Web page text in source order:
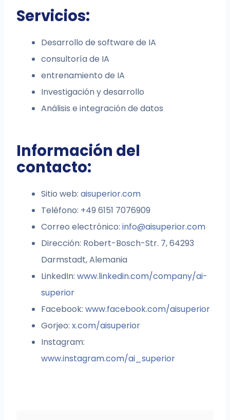
Servicios:
Desarrollo de software de IA
consultoría de IA
entrenamiento de IA
Investigación y desarrollo
Análisis e integración de datos
Información del
contacto:
Sitio web:aisuperior.com
Teléfono: +49 6151 7076909
Correo electrónico:info@aisuperior.com
Dirección: Robert-Bosch-Str. 7, 64293
Darmstadt, Alemania
LinkedIn:www.linkedin.com/company/ai-
superior
Facebook:www.facebook.com/aisuperior
Gorjeo:x.com/aisuperior
Instagram:
www.instagram.com/ai_superior